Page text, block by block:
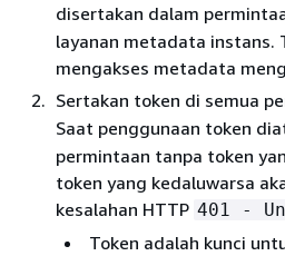
disertakan dalam
layanan metadata instans.
mengakses metadata
Sertakan token di semua
Saat penggunaan token
permintaan tanpa token
token yang kedaluwarsa
kesalahan HTTP 401 -
Token adalah kunci